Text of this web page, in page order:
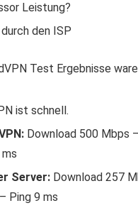
Leistung?
den ISP
Test Ergebnisse
ist schnell.
Download 500 Mbps
Server: Download 257
Ping 9 ms